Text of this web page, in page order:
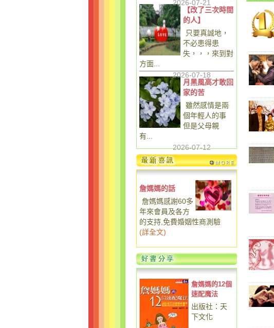
2026-07-21
【改了三次時間
的人】
只要真誠地，
不必患得患
失，，，來到對
方面...
2026-07-18
月黑風高才敢回
家的苦
雖然感情是兩
個年輕人的事
但是父母親
有...
2026-07-12
詹媽媽的話
詹媽媽感謝60多
年來會員及各方
的支持,免費婚姻性商測驗
(詳全文)
詹媽媽的12個
速配魔法
出版社：天
下文化